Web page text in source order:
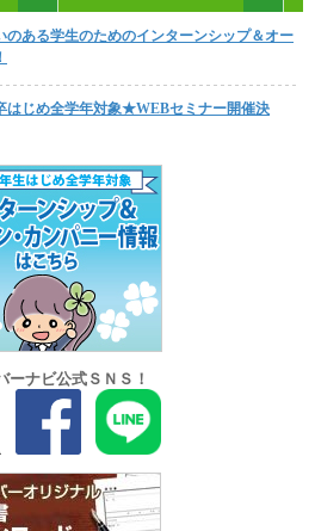
のある学生のためのインターンシップ＆オー
はじめ全学年対象★WEBセミナー開催決
ーナビ公式ＳＮＳ！